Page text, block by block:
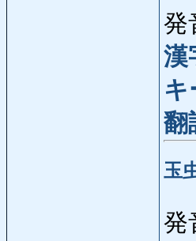
発
漢
キ
翻
玉
発